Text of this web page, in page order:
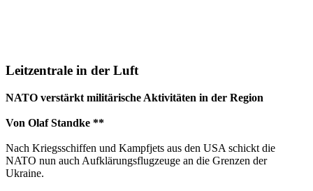
Leitzentrale in der Luft
NATO verstärkt militärische Aktivitäten in der Region
Von Olaf Standke **
Nach Kriegsschiffen und Kampfjets aus den USA schickt die
NATO nun auch Aufklärungsflugzeuge an die Grenzen der
Ukraine.